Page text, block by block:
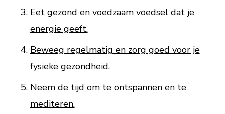
Eet gezond en voedzaam voedsel dat je
energie geeft.
Beweeg regelmatig en zorg goed voor je
fysieke gezondheid.
Neem de tijd om te ontspannen en te
mediteren.